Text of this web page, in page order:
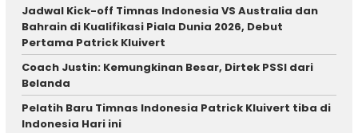
Jadwal Kick-off Timnas Indonesia VS Australia dan
Bahrain di Kualifikasi Piala Dunia 2026, Debut
Pertama Patrick Kluivert
Coach Justin: Kemungkinan Besar, Dirtek PSSI dari
Belanda
Pelatih Baru Timnas Indonesia Patrick Kluivert tiba di
Indonesia Hari ini